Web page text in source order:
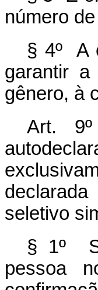
número
§ 4º A
garantir
gênero, à
Art.
seletivo
§ 1º
pessoa